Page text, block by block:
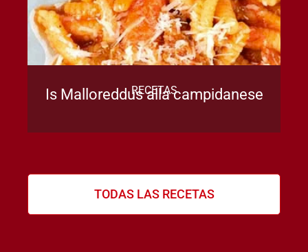
RECETAS
Is Malloreddus alla campidanese
TODAS LAS RECETAS